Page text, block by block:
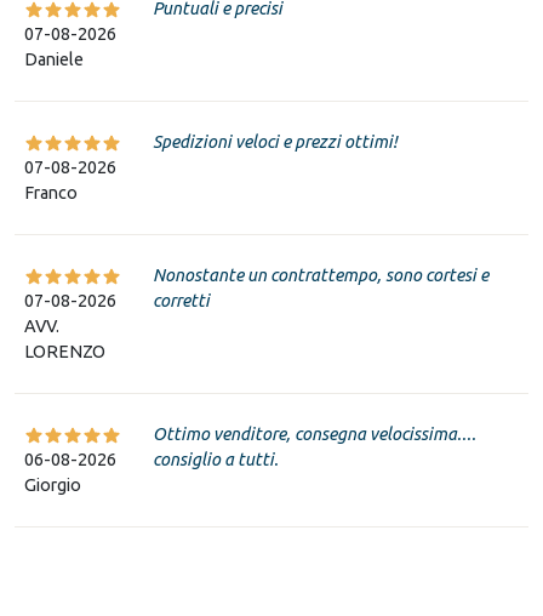
07-08-2026
Daniele
Puntuali e precisi
07-08-2026
Franco
Spedizioni veloci e prezzi ottimi!
07-08-2026
AVV.
LORENZO
Nonostante un contrattempo, sono cortesi e
corretti
06-08-2026
Giorgio
Ottimo venditore, consegna velocissima....
consiglio a tutti.